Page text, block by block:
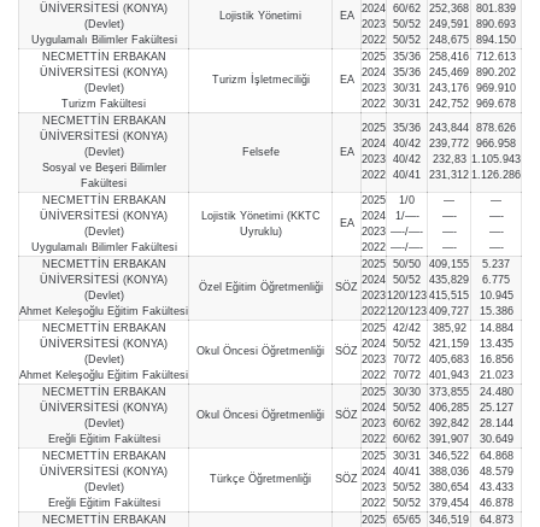
ÜNİVERSİTESİ (KONYA)
(Devlet)
Uygulamalı Bilimler Fakültesi
Lojistik Yönetimi EA
2024
2023
2022
60/62
50/52
50/52
252,368
249,591
248,675
801.839
890.693
894.150
NECMETTİN ERBAKAN
ÜNİVERSİTESİ (KONYA)
(Devlet)
Turizm Fakültesi
Turizm İşletmeciliği EA
2025
2024
2023
2022
35/36
35/36
30/31
30/31
258,416
245,469
243,176
242,752
712.613
890.202
969.910
969.678
NECMETTİN ERBAKAN
ÜNİVERSİTESİ (KONYA)
(Devlet)
Sosyal ve Beşeri Bilimler
Fakültesi
Felsefe EA
2025
2024
2023
2022
35/36
40/42
40/42
40/41
243,844
239,772
232,83
231,312
878.626
966.958
1.105.943
1.126.286
NECMETTİN ERBAKAN
ÜNİVERSİTESİ (KONYA)
(Devlet)
Uygulamalı Bilimler Fakültesi
Lojistik Yönetimi (KKTC
Uyruklu)
EA
2025
2024
2023
2022
1/0
1/—-
—-/—-
—-/—-
—
—-
—-
—-
—
—-
—-
—-
NECMETTİN ERBAKAN
ÜNİVERSİTESİ (KONYA)
(Devlet)
Ahmet Keleşoğlu Eğitim Fakültesi
Özel Eğitim Öğretmenliği SÖZ
2025
2024
2023
2022
50/50
50/52
120/123
120/123
409,155
435,829
415,515
409,727
5.237
6.775
10.945
15.386
NECMETTİN ERBAKAN
ÜNİVERSİTESİ (KONYA)
(Devlet)
Ahmet Keleşoğlu Eğitim Fakültesi
Okul Öncesi Öğretmenliği SÖZ
2025
2024
2023
2022
42/42
50/52
70/72
70/72
385,92
421,159
405,683
401,943
14.884
13.435
16.856
21.023
NECMETTİN ERBAKAN
ÜNİVERSİTESİ (KONYA)
(Devlet)
Ereğli Eğitim Fakültesi
Okul Öncesi Öğretmenliği SÖZ
2025
2024
2023
2022
30/30
50/52
60/62
60/62
373,855
406,285
392,842
391,907
24.480
25.127
28.144
30.649
NECMETTİN ERBAKAN
ÜNİVERSİTESİ (KONYA)
(Devlet)
Ereğli Eğitim Fakültesi
Türkçe Öğretmenliği SÖZ
2025
2024
2023
2022
30/31
40/41
50/52
50/52
346,522
388,036
380,654
379,454
64.868
48.579
43.433
46.878
NECMETTİN ERBAKAN
2025 65/65
346,519
64.873